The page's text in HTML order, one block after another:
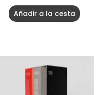
Añadir a la cesta